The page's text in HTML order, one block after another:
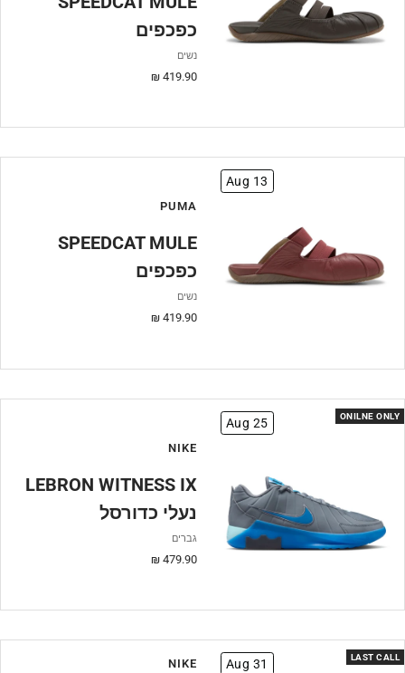
כפכפים
נשים
מחיר
419.90 ₪
Aug 13
PUMA
SPEEDCAT MULE
כפכפים
נשים
מחיר
419.90 ₪
ONILNE ONLY
Aug 25
NIKE
LEBRON WITNESS IX
נעלי כדורסל
גברים
מחיר
479.90 ₪
LAST CALL
Aug 31
NIKE